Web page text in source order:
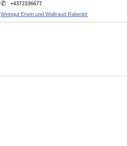
+4372336677
Weingut Erwin und Waltraud Rabeder